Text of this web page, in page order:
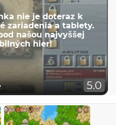
nie je doteraz k
zariadenia a tablety.
našou najvyššej
hier!
5.0